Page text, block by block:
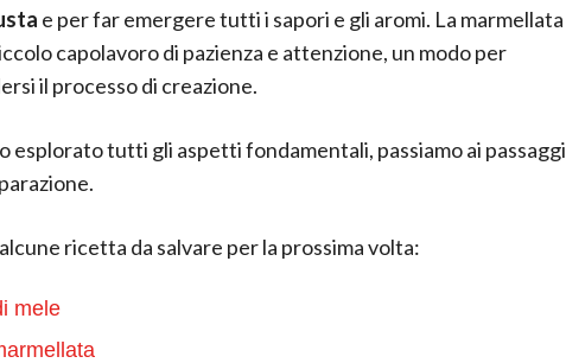
e per far emergere tutti i sapori e gli aromi. La marmellata
capolavoro di pazienza e attenzione, un modo per
il processo di creazione.
esplorato tutti gli aspetti fondamentali, passiamo ai passaggi
ricetta da salvare per la prossima volta:
mele